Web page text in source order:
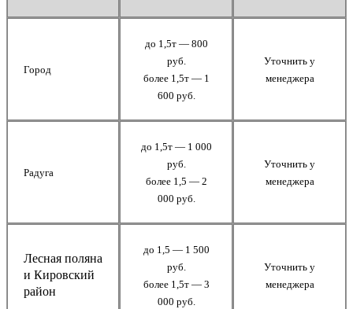
Город
до 1,5т — 800
руб.
более 1,5т — 1
600 руб.
Уточнить у
менеджера
Радуга
до 1,5т — 1 000
руб.
более 1,5 — 2
000 руб.
Уточнить у
менеджера
Лесная поляна
и Кировский
район
до 1,5 — 1 500
руб.
более 1,5т — 3
000 руб.
Уточнить у
менеджера